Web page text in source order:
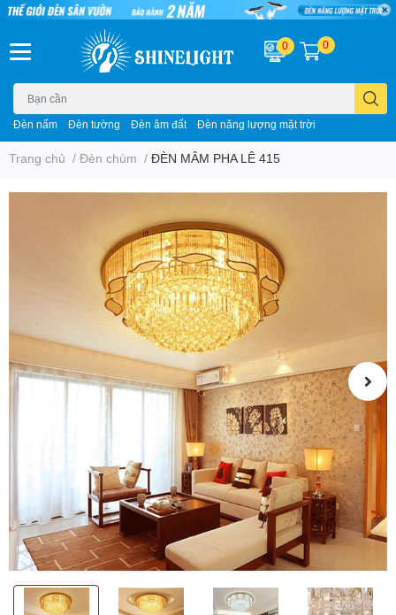
Đèn nấm Đèn tường Đèn âm đất Đèn năng lượng mặt trời
0 0
Trang chủ / Đèn chùm / ĐÈN MÂM PHA LÊ 415